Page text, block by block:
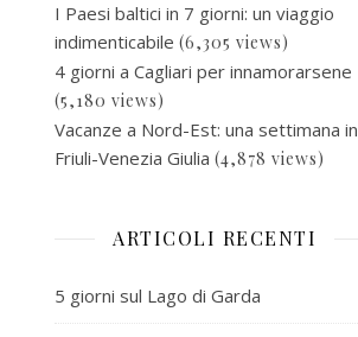
I Paesi baltici in 7 giorni: un viaggio
indimenticabile (6,305 views)
4 giorni a Cagliari per innamorarsene
(5,180 views)
Vacanze a Nord-Est: una settimana in
Friuli-Venezia Giulia (4,878 views)
ARTICOLI RECENTI
5 giorni sul Lago di Garda